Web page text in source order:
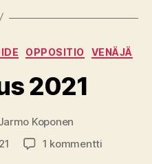
OPPOSITIO VENÄJÄ
2021
Koponen
1 kommenttiartikkeliin